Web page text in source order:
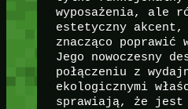
wyposażenia, ale
estetyczny akcent,
znacząco poprawić
Jego nowoczesny
połączeniu z
ekologicznymi
sprawiają, że